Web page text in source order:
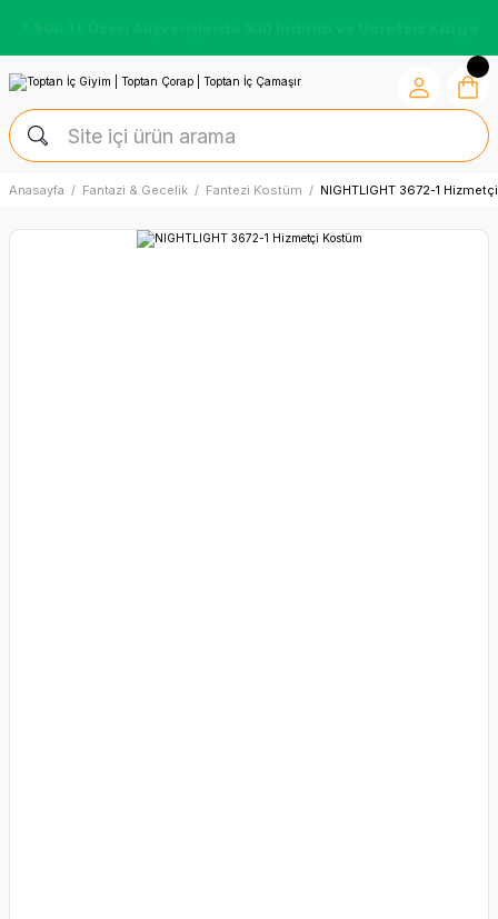
Anasayfa Fantazi & Gecelik Fantezi Kostüm NIGHTLIGHT 3672-1